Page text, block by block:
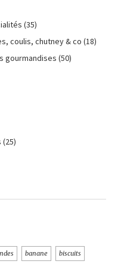
(35)
coulis, chutney & co (18)
gourmandises (50)
(25)
banane biscuits